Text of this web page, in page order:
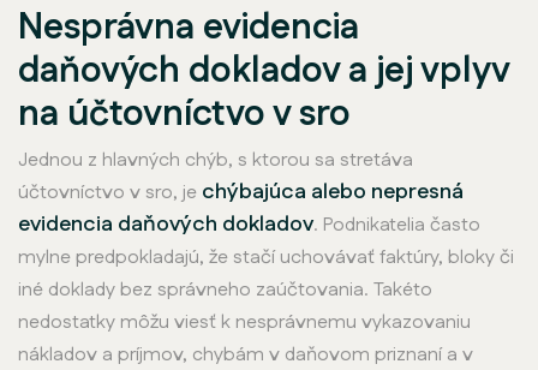
Nesprávna evidencia
daňových dokladov a jej vplyv
na účtovníctvo v sro
Jednou z hlavných chýb, s ktorou sa stretáva
účtovníctvo v sro, je chýbajúca alebo nepresná
evidencia daňových dokladov. Podnikatelia často
mylne predpokladajú, že stačí uchovávať faktúry, bloky či
iné doklady bez správneho zaúčtovania. Takéto
nedostatky môžu viesť k nesprávnemu vykazovaniu
nákladov a príjmov, chybám v daňovom priznaní a v